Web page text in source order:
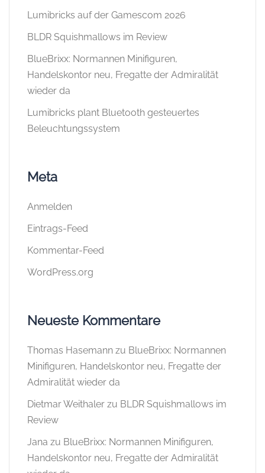
Lumibricks auf der Gamescom 2026
BLDR Squishmallows im Review
BlueBrixx: Normannen Minifiguren,
Handelskontor neu, Fregatte der Admiralität
wieder da
Lumibricks plant Bluetooth gesteuertes
Beleuchtungssystem
Meta
Anmelden
Eintrags-Feed
Kommentar-Feed
WordPress.org
Neueste Kommentare
Thomas Hasemann zu BlueBrixx: Normannen
Minifiguren, Handelskontor neu, Fregatte der
Admiralität wieder da
Dietmar Weithaler zu BLDR Squishmallows im
Review
Jana zu BlueBrixx: Normannen Minifiguren,
Handelskontor neu, Fregatte der Admiralität